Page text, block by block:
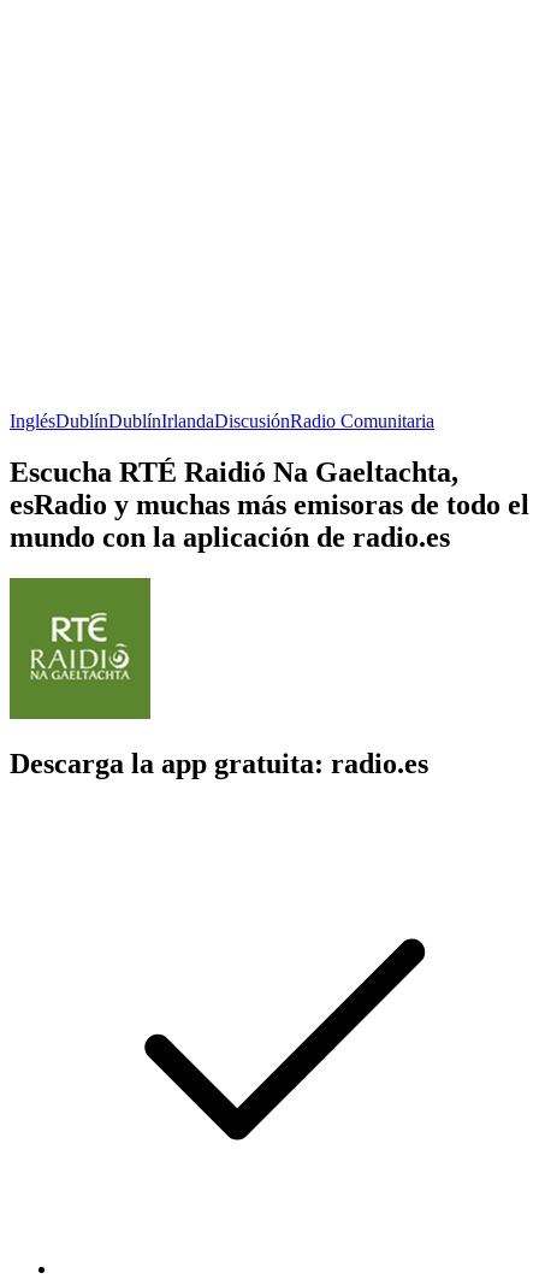
InglésDublínDublínIrlandaDiscusiónRadio Comunitaria
Escucha RTÉ Raidió Na Gaeltachta,
esRadio y muchas más emisoras de todo el
mundo con la aplicación de radio.es
Descarga la app gratuita: radio.es